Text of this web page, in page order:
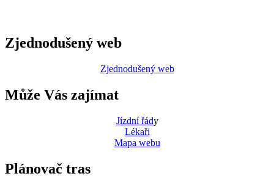
Zjednodušený web
Zjednodušený web
Může Vás zajímat
Jízdní řády
Lékaři
Mapa webu
Plánovač tras